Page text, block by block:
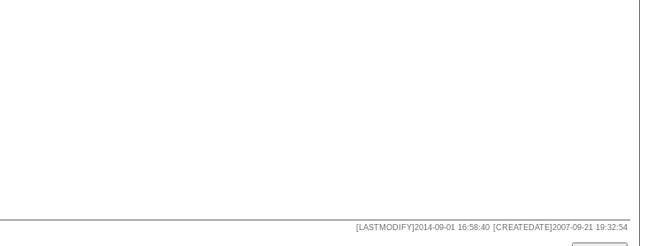
[LASTMODIFY]2014-09-01 16:58:40 [CREATEDATE]2007-09-21 19:32:54